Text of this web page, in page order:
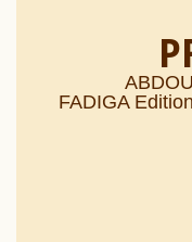
FADIGA